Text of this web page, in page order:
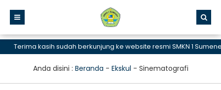
Terima kasih sudah berkunjung ke website resmi SMKN 1 Sumenep,
Anda disini : Beranda - Ekskul - Sinematografi